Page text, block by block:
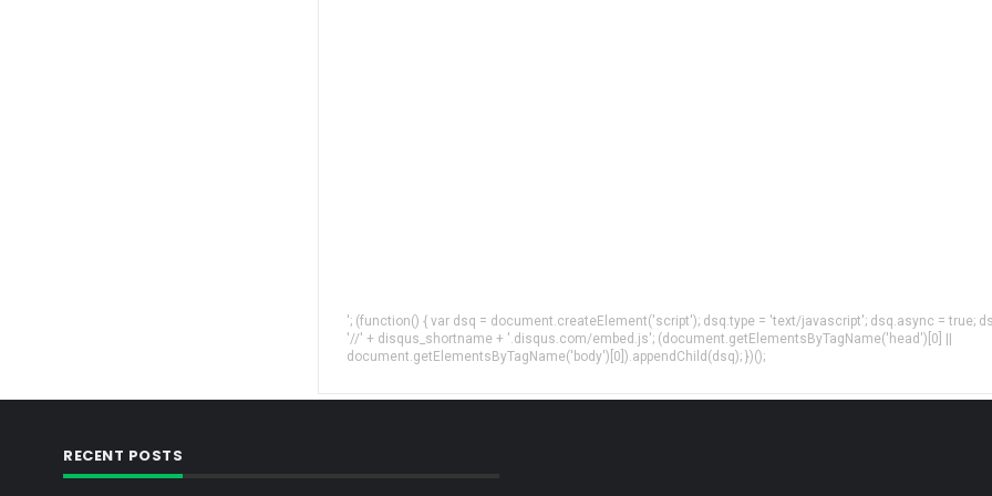
'; (function() { var dsq = document.createElement('script'); dsq.type = 'text/javascript'; dsq.async = true;
'//' + disqus_shortname + '.disqus.com/embed.js'; (document.getElementsByTagName('head')[0] ||
document.getElementsByTagName('body')[0]).appendChild(dsq); })();
RECENT POSTS